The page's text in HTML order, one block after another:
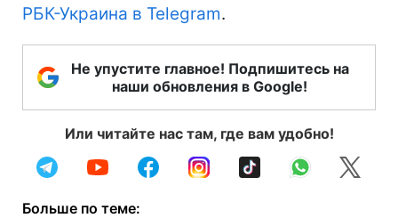
РБК-Украина в Telegram.
Не упустите главное! Подпишитесь на
наши обновления в Google!
Или читайте нас там, где вам удобно!
Больше по теме: